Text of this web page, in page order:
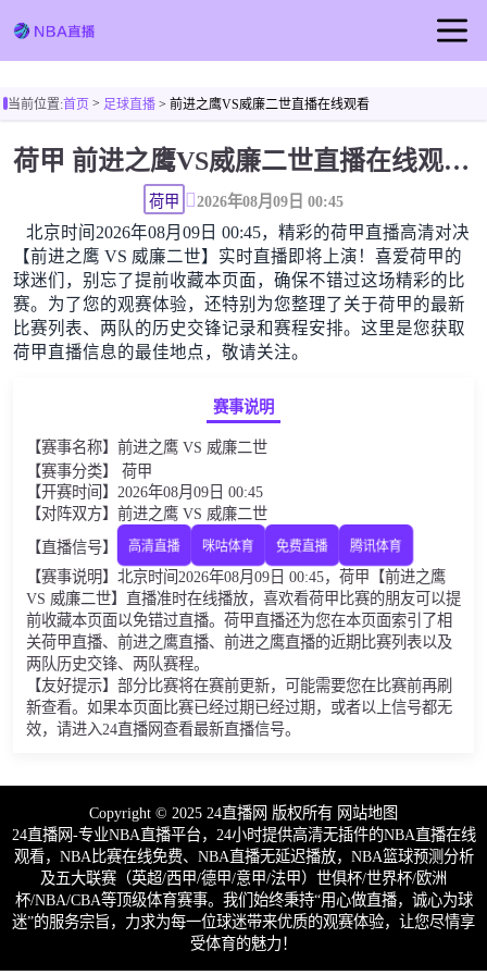
足球直播
篮球视频
当前位置:首页> 足球直播> 前进之鹰VS威廉二世直播在线观看
荷甲 前进之鹰VS威廉二世直播在线观看高清无插件
荷甲 2026年08月09日 00:45
北京时间2026年08月09日 00:45，精彩的荷甲直播高清对决
【前进之鹰 VS 威廉二世】实时直播即将上演！喜爱荷甲的
球迷们，别忘了提前收藏本页面，确保不错过这场精彩的比
赛。为了您的观赛体验，还特别为您整理了关于荷甲的最新
比赛列表、两队的历史交锋记录和赛程安排。这里是您获取
荷甲直播信息的最佳地点，敬请关注。
赛事说明
【赛事名称】前进之鹰 VS 威廉二世
【赛事分类】 荷甲
【开赛时间】2026年08月09日 00:45
【对阵双方】前进之鹰 VS 威廉二世
【直播信号】
高清直播 咪咕体育 免费直播 腾讯体育
【赛事说明】北京时间2026年08月09日 00:45，荷甲【前进之鹰
VS 威廉二世】直播准时在线播放，喜欢看荷甲比赛的朋友可以提
前收藏本页面以免错过直播。荷甲直播还为您在本页面索引了相
关荷甲直播、前进之鹰直播、前进之鹰直播的近期比赛列表以及
两队历史交锋、两队赛程。
【友好提示】部分比赛将在赛前更新，可能需要您在比赛前再刷
新查看。如果本页面比赛已经过期已经过期，或者以上信号都无
效，请进入24直播网查看最新直播信号。
Copyright © 2025 24直播网 版权所有 网站地图
24直播网-专业NBA直播平台，24小时提供高清无插件的NBA直播在线
观看，NBA比赛在线免费、NBA直播无延迟播放，NBA篮球预测分析
及五大联赛（英超/西甲/德甲/意甲/法甲）世俱杯/世界杯/欧洲
杯/NBA/CBA等顶级体育赛事。我们始终秉持“用心做直播，诚心为球
迷”的服务宗旨，力求为每一位球迷带来优质的观赛体验，让您尽情享
受体育的魅力！